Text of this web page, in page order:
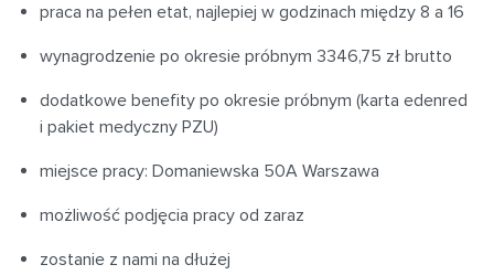
praca na pełen etat, najlepiej w godzinach między 8 a 16
wynagrodzenie po okresie próbnym 3346,75 zł brutto
dodatkowe benefity po okresie próbnym (karta edenred
i pakiet medyczny PZU)
miejsce pracy: Domaniewska 50A Warszawa
możliwość podjęcia pracy od zaraz
zostanie z nami na dłużej